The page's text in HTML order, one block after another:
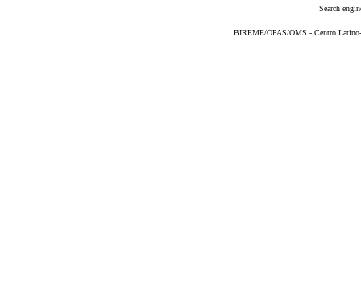
Search
BIREME/OPAS/OMS - Centro Latino-